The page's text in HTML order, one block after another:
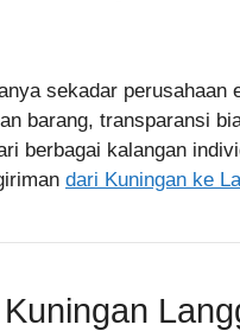
sekadar perusahaan
barang, transparansi
berbagai kalangan
dari Kuningan ke
Kuningan